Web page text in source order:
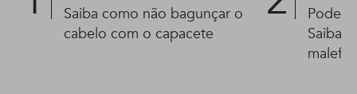
Saiba como não bagunçar o
cabelo com o capacete
Pode
Saiba